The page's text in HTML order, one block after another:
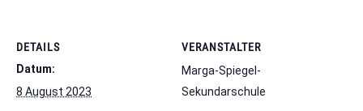
DETAILS
Datum:
8 August 2023
VERANSTALTER
Marga-Spiegel-
Sekundarschule